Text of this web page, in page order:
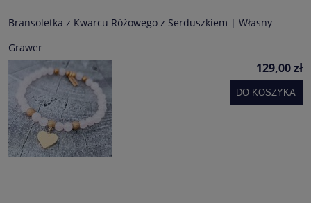
Bransoletka z Kwarcu Różowego z Serduszkiem | Własny
Grawer
129,00 zł
DO KOSZYKA